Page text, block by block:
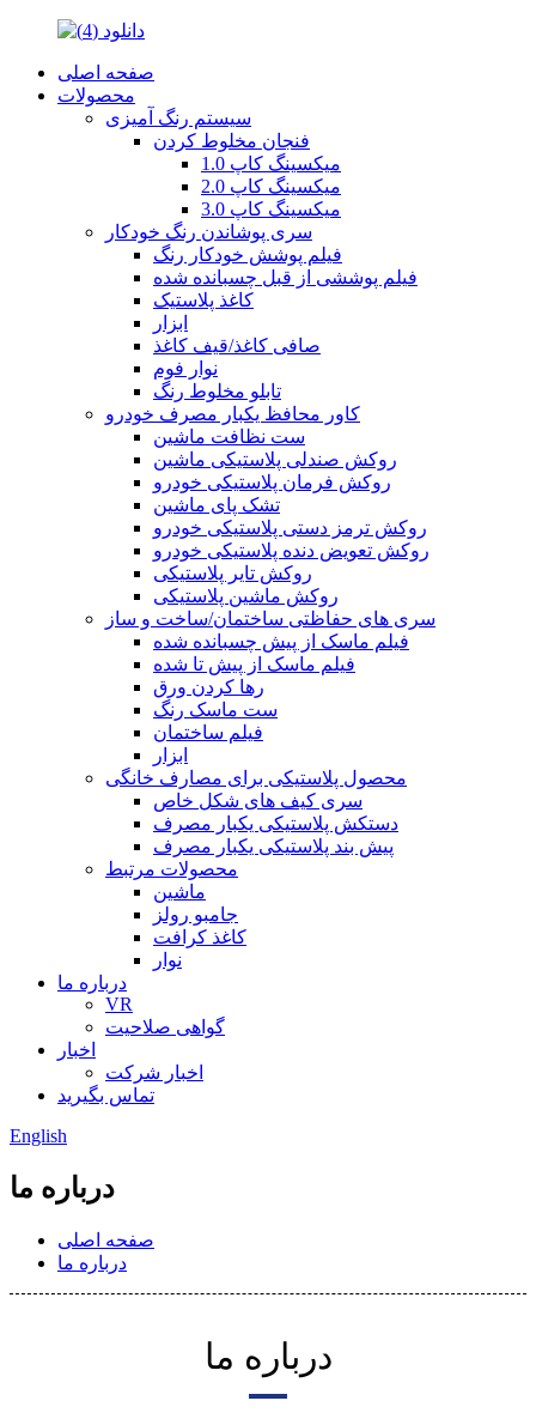
صفحه اصلی
محصولات
سیستم رنگ آمیزی
فنجان مخلوط کردن
میکسینگ کاپ 1.0
میکسینگ کاپ 2.0
میکسینگ کاپ 3.0
سری پوشاندن رنگ خودکار
فیلم پوشش خودکار رنگ
فیلم پوششی از قبل چسبانده شده
کاغذ پلاستیک
ابزار
صافی کاغذ/قیف کاغذ
نوار فوم
تابلو مخلوط رنگ
کاور محافظ یکبار مصرف خودرو
ست نظافت ماشین
روکش صندلی پلاستیکی ماشین
روکش فرمان پلاستیکی خودرو
تشک پای ماشین
روکش ترمز دستی پلاستیکی خودرو
روکش تعویض دنده پلاستیکی خودرو
روکش تایر پلاستیکی
روکش ماشین پلاستیکی
سری های حفاظتی ساختمان/ساخت و ساز
فیلم ماسک از پیش چسبانده شده
فیلم ماسک از پیش تا شده
رها کردن ورق
ست ماسک رنگ
فیلم ساختمان
ابزار
محصول پلاستیکی برای مصارف خانگی
سری کیف های شکل خاص
دستکش پلاستیکی یکبار مصرف
پیش بند پلاستیکی یکبار مصرف
محصولات مرتبط
ماشین
جامبو رولز
کاغذ کرافت
نوار
درباره ما
VR
گواهی صلاحیت
اخبار
اخبار شرکت
تماس بگیرید
English
درباره ما
صفحه اصلی
درباره ما
درباره ما